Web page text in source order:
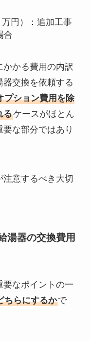
円）：追加工事
合
かかる費用の内訳
交換を依頼する
プション費用を除
るケースがほとん
な部分ではあり
意するべき大切
湯器の交換費用
なポイントの一
ちらにするかで